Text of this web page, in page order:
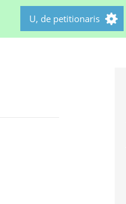
U, de petitionaris